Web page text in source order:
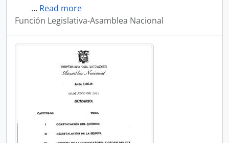
… Read more
Función Legislativa-Asamblea Nacional